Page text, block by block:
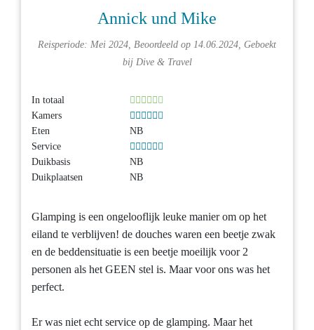
Annick und Mike
Reisperiode: Mei 2024, Beoordeeld op 14.06.2024, Geboekt
bij Dive & Travel
In totaal
Kamers
Eten
NB
Service
Duikbasis
NB
Duikplaatsen
NB
Glamping is een ongelooflijk leuke manier om op het
eiland te verblijven! de douches waren een beetje zwak
en de beddensituatie is een beetje moeilijk voor 2
personen als het GEEN stel is. Maar voor ons was het
perfect.
Er was niet echt service op de glamping. Maar het